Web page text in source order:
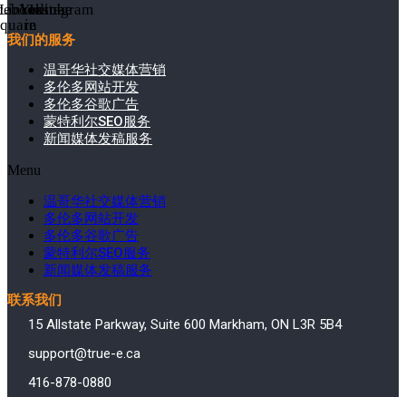
in
Youtube
Instagram
我们的服务
温哥华社交媒体营销
多伦多网站开发
多伦多谷歌广告
蒙特利尔SEO服务
新闻媒体发稿服务
Menu
温哥华社交媒体营销
多伦多网站开发
多伦多谷歌广告
蒙特利尔SEO服务
新闻媒体发稿服务
联系我们
15 Allstate Parkway, Suite 600 Markham, ON L3R 5B4
support@true-e.ca
416-878-0880